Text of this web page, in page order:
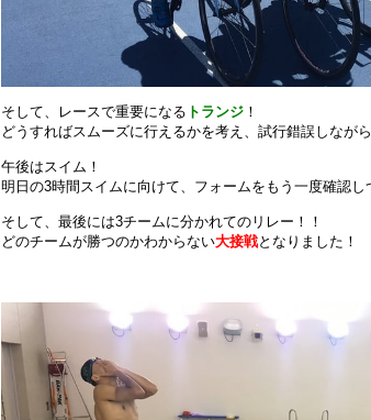
そして、レースで重要になる トランジ ！
どうすればスムーズに行えるかを考え、試行錯誤しなが
午後はスイム！
明日の3時間スイムに向けて、フォームをもう一度確認し
そして、最後には3チームに分かれてのリレー！！
どのチームが勝つのかわからない大接戦となりました！